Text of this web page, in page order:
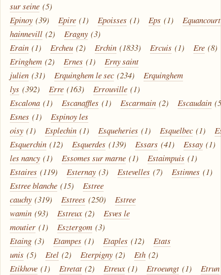
sur seine (5)
Epinoy (39) Epire (1) Epoisses (1) Eps (1)
Equancourt
hainnevill (2) Eragny (3)
Erain (1) Ercheu (2) Erchin (1833) Ercuis (1) Ere (8)
Eringhem (2) Ernes (1)
Erny saint
julien (31) Erquinghem le sec (234)
Erquinghem
lys (392) Erre (163) Errouville (1)
Escalona (1) Escanaffles (1) Escarmain (2) Escaudain
Esnes (1)
Espinoy les
oisy (1) Esplechin (1) Esqueheries (1) Esquelbec (1)
Esquerchin (12) Esquerdes (139) Essars (41) Essay (1)
les nancy (1) Essomes sur marne (1) Estaimpuis (1)
Estaires (119) Esternay (3) Estevelles (7) Estinnes (1)
Estree blanche (15)
Estree
cauchy (319) Estrees (250)
Estree
wamin (93) Estreux (2)
Esves le
moutier (1) Esztergom (3)
Etaing (3) Etampes (1) Etaples (12)
Etats
unis (5) Etel (2) Eterpigny (2) Eth (2)
Etikhove (1) Etretat (2) Etreux (1) Etroeungt (1)
Etrun